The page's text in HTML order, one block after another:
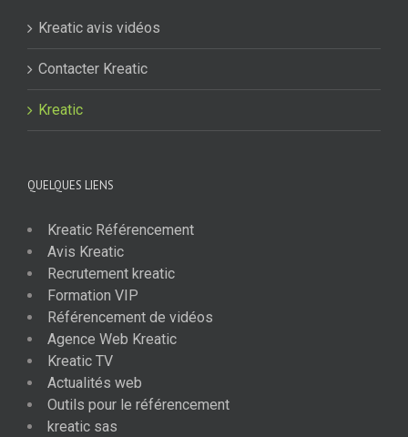
Kreatic avis vidéos
Contacter Kreatic
Kreatic
QUELQUES LIENS
Kreatic Référencement
Avis Kreatic
Recrutement kreatic
Formation VIP
Référencement de vidéos
Agence Web Kreatic
Kreatic TV
Actualités web
Outils pour le référencement
kreatic sas